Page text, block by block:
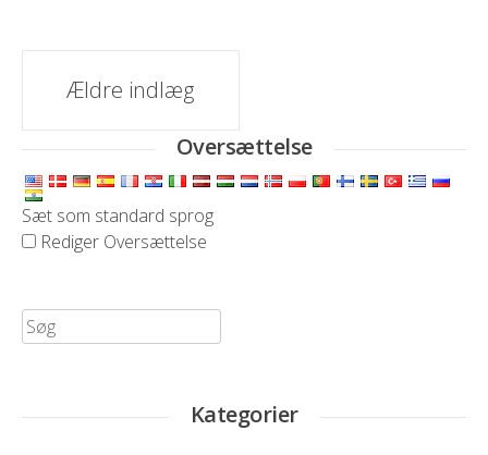
Indlæg
navigation
Ældre indlæg
Oversættelse
Sæt som standard sprog
Rediger Oversættelse
Søg
efter:
Kategorier